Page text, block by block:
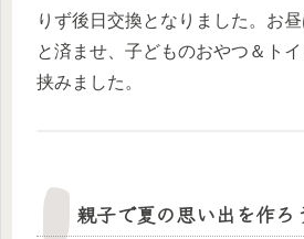
りず後日交換となりました。お
と済ませ、子どものおやつ＆ト
挟みました。
親子で夏の思い出を作ろ